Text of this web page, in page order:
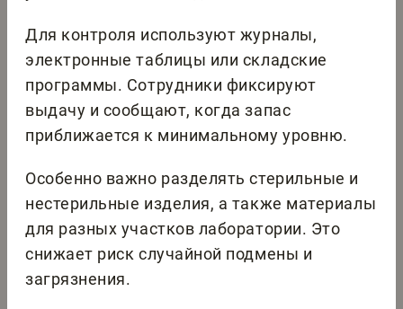
Для контроля используют журналы,
электронные таблицы или складские
программы. Сотрудники фиксируют
выдачу и сообщают, когда запас
приближается к минимальному уровню.
Особенно важно разделять стерильные и
нестерильные изделия, а также материалы
для разных участков лаборатории. Это
снижает риск случайной подмены и
загрязнения.